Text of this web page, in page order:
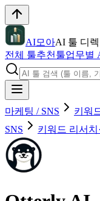
AI모아AI 툴 디렉
전체 툴추천툴업무별
마케팅 / SNS 키워
SNS
키워드 리서치